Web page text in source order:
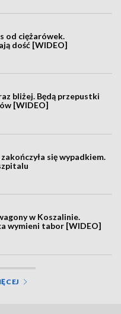
od ciężarówek.
dość [WIDEO]
bliżej. Będą przepustki
[WIDEO]
się wypadkiem.
w Koszalinie.
wymieni tabor [WIDEO]